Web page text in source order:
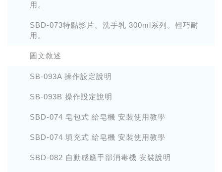
用。
SBD-073特點影片。洗手乳 300ml系列。輕巧耐
用。
圖文敘述
SB-093A 操作設定說明
SB-093B 操作設定說明
SBD-074 皂包式 給皂機 安裝使用教學
SBD-074 填充式 給皂機 安裝使用教學
SBD-082 自動感應手部消毒機 安裝說明